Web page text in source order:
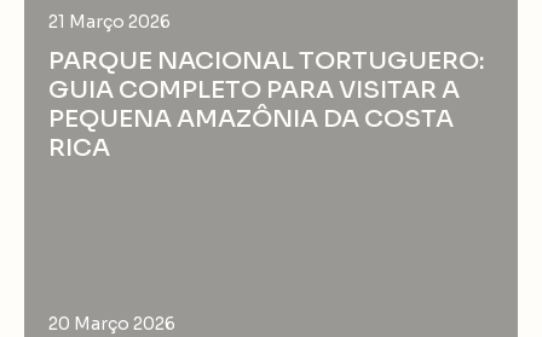
21 Março 2026
PARQUE NACIONAL TORTUGUERO:
GUIA COMPLETO PARA VISITAR A
PEQUENA AMAZÔNIA DA COSTA
RICA
20 Março 2026